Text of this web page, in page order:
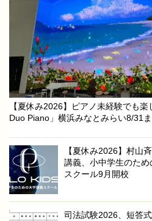
【夏休み2026】ピアノ未経験でも楽
Duo Piano」横浜みなとみらい8/31
【夏休み2026】村山
講義、小中学生のため
スクール9月開校
司法試験2026、短答